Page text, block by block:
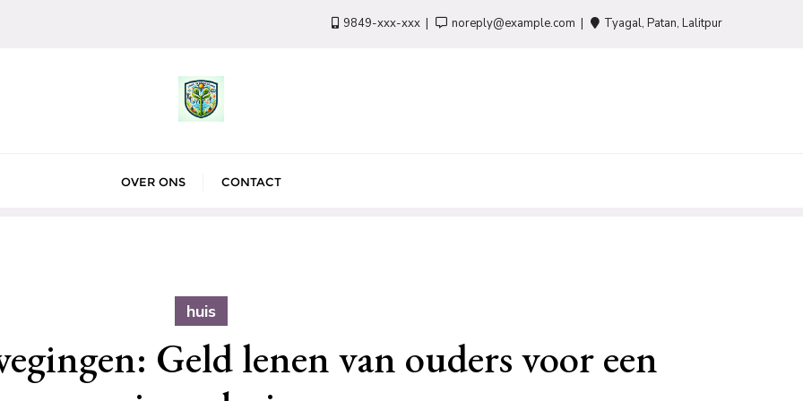
9849-xxx-xxx noreply@example.com Tyagal, Patan, Lalitpur
OVER ONS CONTACT
huis
Geld lenen van ouders voor een